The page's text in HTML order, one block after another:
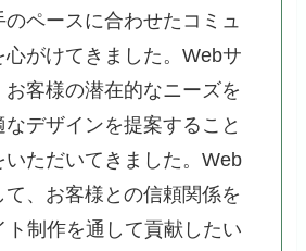
ペースに合わせたコミュ
心がけてきました。Webサ
お客様の潜在的なニーズを
デザインを提案すること
いただいてきました。Web
、お客様との信頼関係を
ト制作を通して貢献したい